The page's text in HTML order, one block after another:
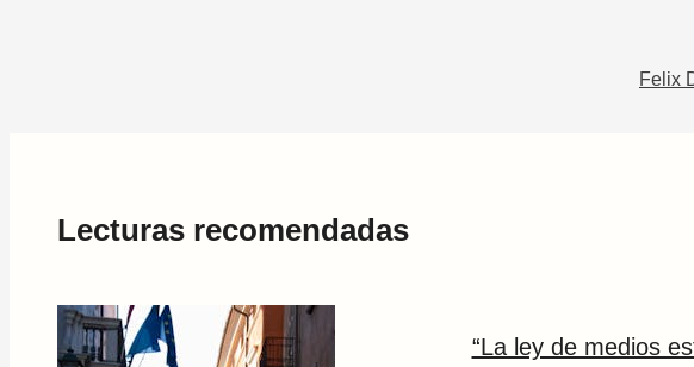
Felix
Lecturas recomendadas
“La ley de medios